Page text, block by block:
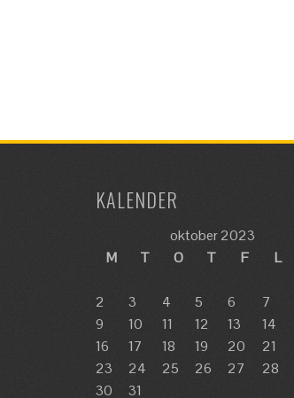
KALENDER
oktober 2023
M
T O T F L
2
3 4 5 6 7
9
10 11 12 13 14
16
17 18 19 20 21
23
24 25 26 27 28
30
31